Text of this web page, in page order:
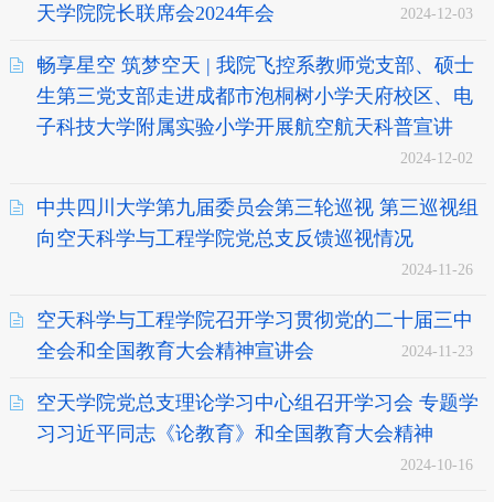
天学院院长联席会2024年会
2024-12-03
畅享星空 筑梦空天 | 我院飞控系教师党支部、硕士
生第三党支部走进成都市泡桐树小学天府校区、电
子科技大学附属实验小学开展航空航天科普宣讲
2024-12-02
中共四川大学第九届委员会第三轮巡视 第三巡视组
向空天科学与工程学院党总支反馈巡视情况
2024-11-26
空天科学与工程学院召开学习贯彻党的二十届三中
全会和全国教育大会精神宣讲会
2024-11-23
空天学院党总支理论学习中心组召开学习会 专题学
习习近平同志《论教育》和全国教育大会精神
2024-10-16